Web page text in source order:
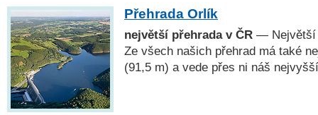
Přehrada Orlík
největší přehrada v ČR — Největší
Ze všech našich přehrad má také
(91,5 m) a vede přes ni náš